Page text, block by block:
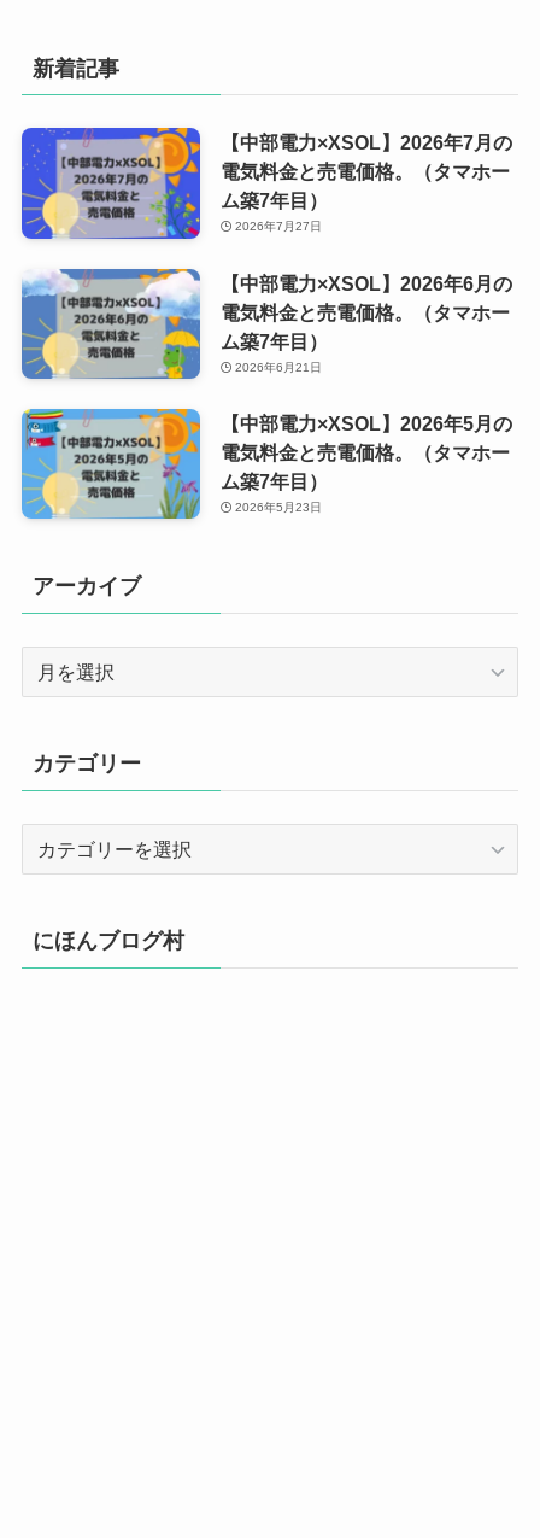
新着記事
【中部電力×XSOL】2026年7月の
電気料金と売電価格。（タマホー
ム築7年目）
2026年7月27日
【中部電力×XSOL】2026年6月の
電気料金と売電価格。（タマホー
ム築7年目）
2026年6月21日
【中部電力×XSOL】2026年5月の
電気料金と売電価格。（タマホー
ム築7年目）
2026年5月23日
アーカイブ
ブ
カテゴリー
リ
ー
にほんブログ村